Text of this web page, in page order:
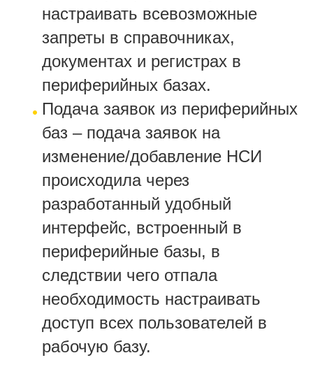
настраивать всевозможные
запреты в справочниках,
документах и регистрах в
периферийных базах.
Подача заявок из периферийных
баз – подача заявок на
изменение/добавление НСИ
происходила через
разработанный удобный
интерфейс, встроенный в
периферийные базы, в
следствии чего отпала
необходимость настраивать
доступ всех пользователей в
рабочую базу.